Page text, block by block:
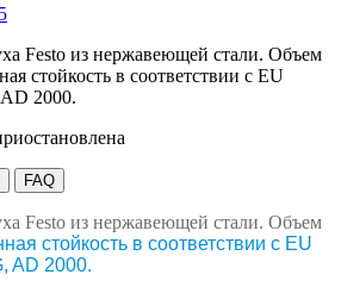
Festo из нержавеющей стали. Объем
стойкость в соответствии с EU
2000.
FAQ
Festo из нержавеющей стали. Объем
стойкость в соответствии с EU
AD 2000.